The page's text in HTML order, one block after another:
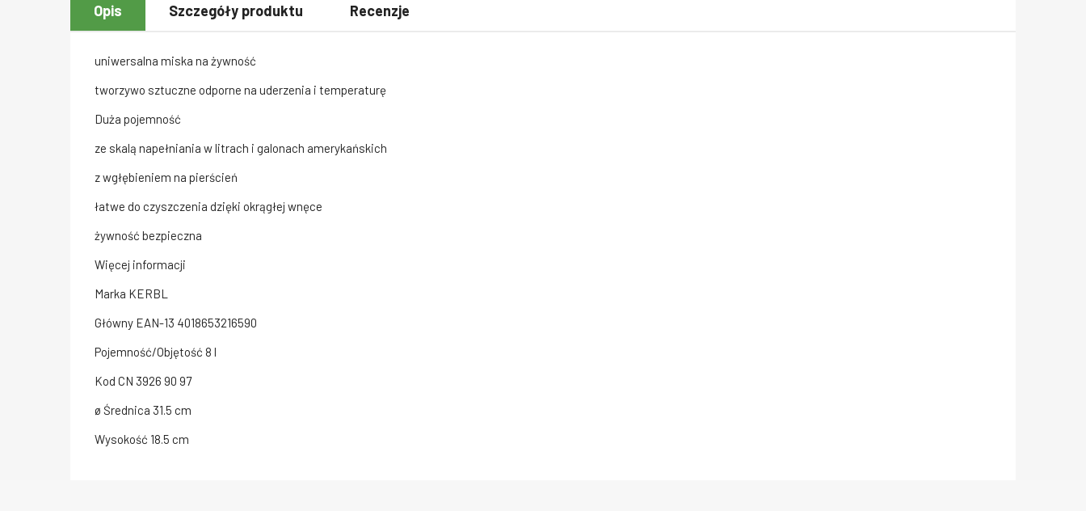
Opis Szczegóły produktu Recenzje
uniwersalna miska na żywność
tworzywo sztuczne odporne na uderzenia i temperaturę
Duża pojemność
ze skalą napełniania w litrach i galonach amerykańskich
z wgłębieniem na pierścień
łatwe do czyszczenia dzięki okrągłej wnęce
żywność bezpieczna
Więcej informacji
Marka KERBL
Główny EAN-13 4018653216590
Pojemność/Objętość 8 l
Kod CN 3926 90 97
ø Średnica 31.5 cm
Wysokość 18.5 cm